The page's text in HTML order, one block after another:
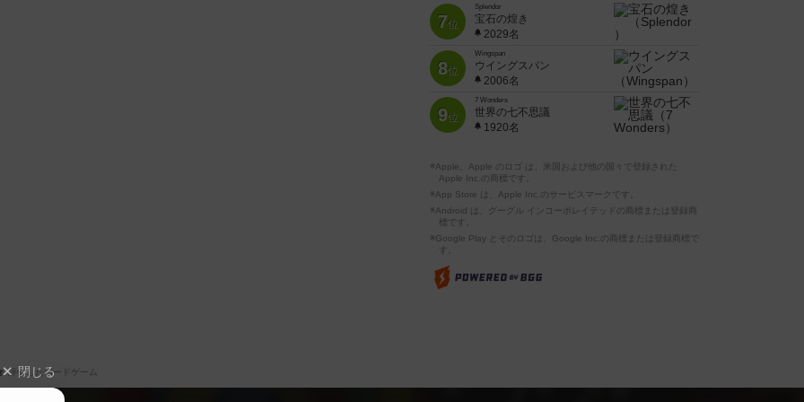
7位
Splendor
宝石の煌き
2029名
8位
Wingspan
ウイングスパン
2006名
9位
7 Wonders
世界の七不思議
1920名
※Apple、Apple のロゴ は、米国および他の国々で登録された
Apple Inc.の商標です。
※App Store は、Apple Inc.のサービスマークです。
※Android は、グーグル インコーポレイテッドの商標または登録商
標です。
※Google Play とそのロゴは、Google Inc.の商標または登録商標で
評価したボードゲーム
閉じる